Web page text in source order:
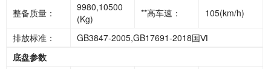
整备质量：
9980,10500
(Kg)
**高车速： 105(km/h)
排放标准：
GB3847-2005,GB17691-2018国Ⅵ
底盘参数